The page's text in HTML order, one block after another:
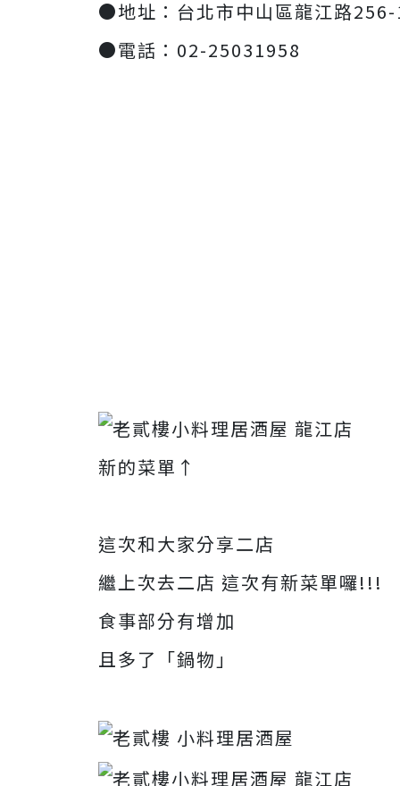
●地址：台北市中山區龍江路
●電話：02-25031958
新的菜單↑
這次和大家分享二店
繼上次去二店 這次有新菜單囉!!!
食事部分有增加
且多了「鍋物」